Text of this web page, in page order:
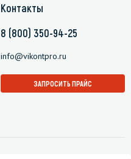
Контакты
8 (800) 350-94-25
info@vikontpro.ru
ЗАПРОСИТЬ ПРАЙС